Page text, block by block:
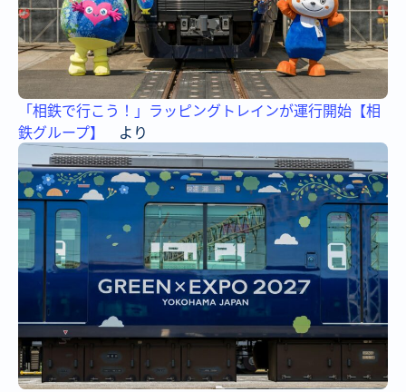
「相鉄で行こう！」ラッピングトレインが運行開始【相
鉄グループ】
より